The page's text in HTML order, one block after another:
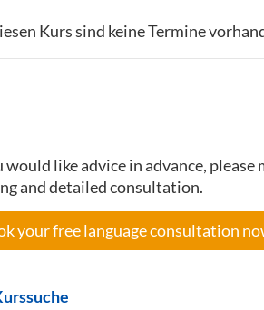
Kurs sind keine Termine
would like advice in advance,
and detailed consultation.
your free language consultation